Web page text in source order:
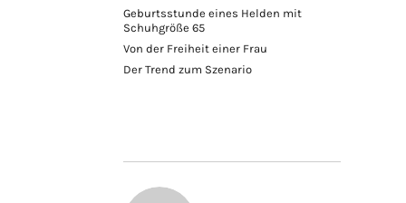
Geburtsstunde eines Helden mit
Schuhgröße 65
Von der Freiheit einer Frau
Der Trend zum Szenario